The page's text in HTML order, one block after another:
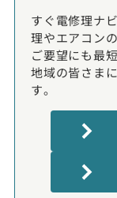
すぐ電修理ナ
理やエアコン
ご要望にも最
地域の皆さま
す。